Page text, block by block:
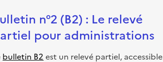
n°2 (B2) : Le relevé
pour administrations
bulletin B2 est un relevé partiel, accessible